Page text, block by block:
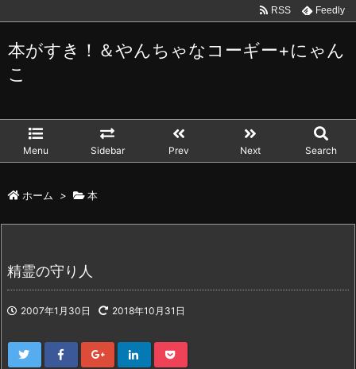
本がすき！＆やんちゃなコーギー+にゃん
こ
Menu Sidebar Prev Next Search
RSS Feedly
ホーム > 本
精霊の守り人
2007年1月30日 2018年10月31日